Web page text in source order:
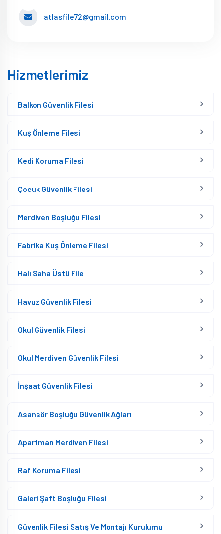
atlasfile72@gmail.com
Hizmetlerimiz
Balkon Güvenlik Filesi
Kuş Önleme Filesi
Kedi Koruma Filesi
Çocuk Güvenlik Filesi
Merdiven Boşluğu Filesi
Fabrika Kuş Önleme Filesi
Halı Saha Üstü File
Havuz Güvenlik Filesi
Okul Güvenlik Filesi
Okul Merdiven Güvenlik Filesi
İnşaat Güvenlik Filesi
Asansör Boşluğu Güvenlik Ağları
Apartman Merdiven Filesi
Raf Koruma Filesi
Galeri Şaft Boşluğu Filesi
Güvenlik Filesi Satış Ve Montajı Kurulumu